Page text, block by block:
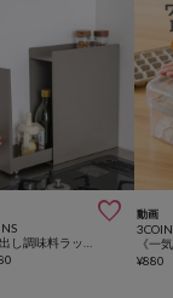

引き出し調味料ラック／KITINTO
動画
¥880